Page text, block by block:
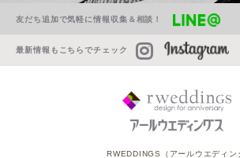
友だち追加で気軽に情報収集＆相談！
最新情報もこちらでチェック
RWEDDINGS（アールウエディン